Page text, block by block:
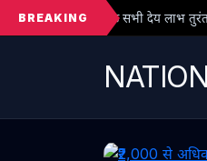
BREAKING
लाभ तुरंत जारी किए जाएं ●
NATION